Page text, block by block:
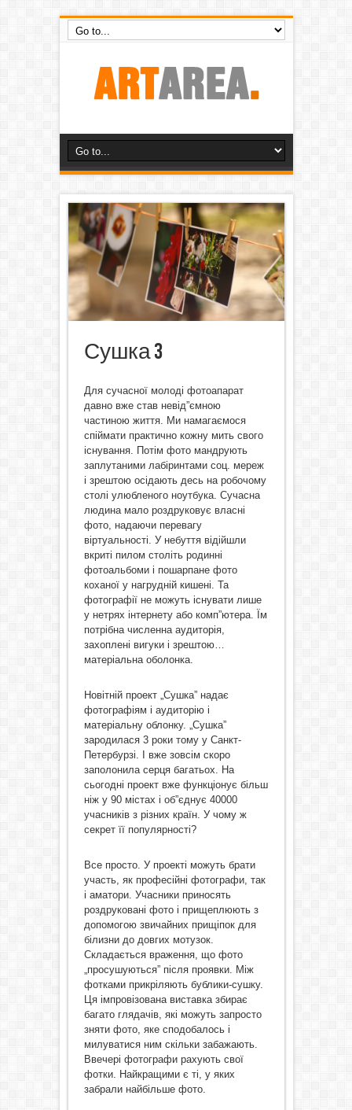
Сушка 3
Для сучасної молоді фотоапарат
давно вже став невід”ємною
частиною життя. Ми намагаємося
спіймати практично кожну мить свого
існування. Потім фото мандрують
заплутаними лабіринтами соц. мереж
і зрештою осідають десь на робочому
столі улюбленого ноутбука. Сучасна
людина мало роздруковує власні
фото, надаючи перевагу
віртуальності. У небуття відійшли
вкриті пилом століть родинні
фотоальбоми і пошарпане фото
коханої у нагрудній кишені. Та
фотографії не можуть існувати лише
у нетрях інтернету або комп”ютера. Їм
потрібна численна аудиторія,
захоплені вигуки і зрештою…
матеріальна оболонка.
Новітній проект „Сушка” надає
фотографіям і аудиторію і
матеріальну облонку. „Сушка”
зародилася 3 роки тому у Санкт-
Петербурзі. І вже зовсім скоро
заполонила серця багатьох. На
сьогодні проект вже функціонує більш
ніж у 90 містах і об”єднує 40000
учасників з різних країн. У чому ж
секрет її популярності?
Все просто. У проекті можуть брати
участь, як професійні фотографи, так
і аматори. Учасники приносять
роздруковані фото і прищеплюють з
допомогою звичайних прищіпок для
білизни до довгих мотузок.
Складається враження, що фото
„просушуються” після проявки. Між
фотками прикріляють бублики-сушку.
Ця імпровізована виставка збирає
багато глядачів, які можуть запросто
зняти фото, яке сподобалось і
милуватися ним скільки забажають.
Ввечері фотографи рахують свої
фотки. Найкращими є ті, у яких
забрали найбільше фото.